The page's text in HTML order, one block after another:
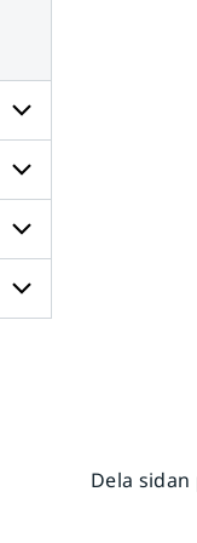
Undersidor
för
Radar
och
Undersidor
för
Väder
till
Undersidor
för
Dela sidan